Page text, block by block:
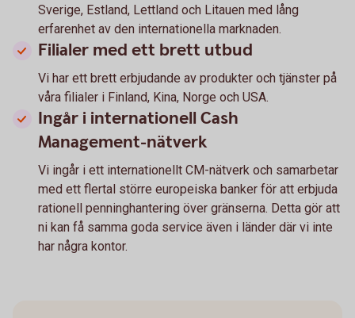
Sverige, Estland, Lettland och Litauen med lång
erfarenhet av den internationella marknaden.
Filialer med ett brett utbud
Vi har ett brett erbjudande av produkter och tjänster på
våra filialer i Finland, Kina, Norge och USA.
Ingår i internationell Cash
Management-nätverk
Vi ingår i ett internationellt CM-nätverk och samarbetar
med ett flertal större europeiska banker för att erbjuda
rationell penninghantering över gränserna. Detta gör att
ni kan få samma goda service även i länder där vi inte
har några kontor.